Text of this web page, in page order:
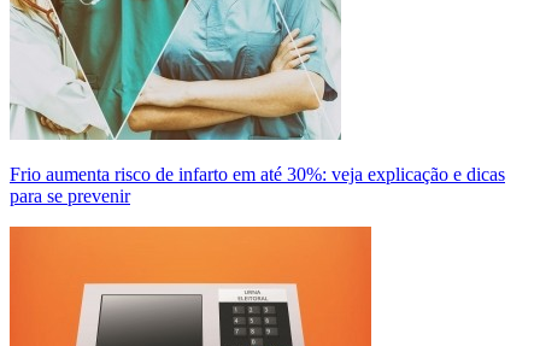
Frio aumenta risco de infarto em até 30%: veja explicação e dicas
para se prevenir